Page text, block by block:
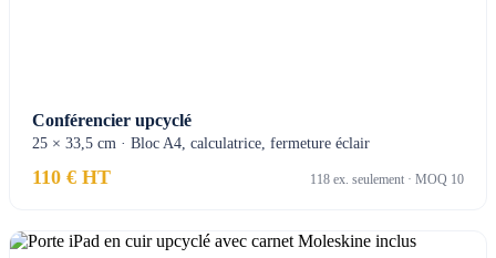
Conférencier upcyclé
25 × 33,5 cm · Bloc A4, calculatrice, fermeture éclair
110 € HT 118 ex. seulement · MOQ 10